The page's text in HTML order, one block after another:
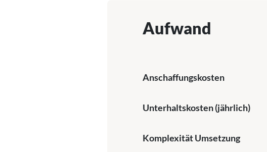
Aufwand
Anschaffungskosten
Unterhaltskosten (jährlich)
Komplexität Umsetzung